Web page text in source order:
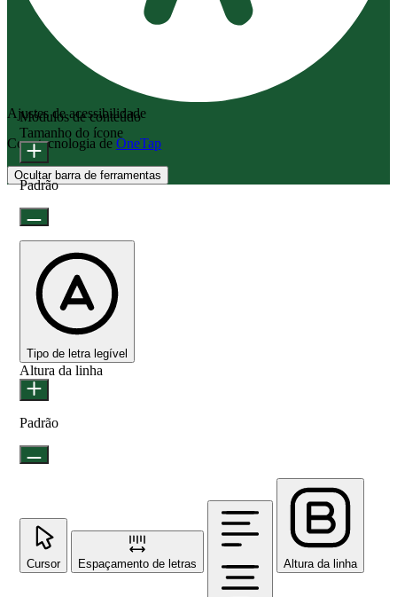
Ajustes de acessibilidade
Com tecnologia de OneTap
Ocultar barra de ferramentas
Módulos de conteúdo
Tamanho do ícone
Padrão
Tipo de letra legível
Altura da linha
Padrão
Cursor Espaçamento de letras Altura da linha